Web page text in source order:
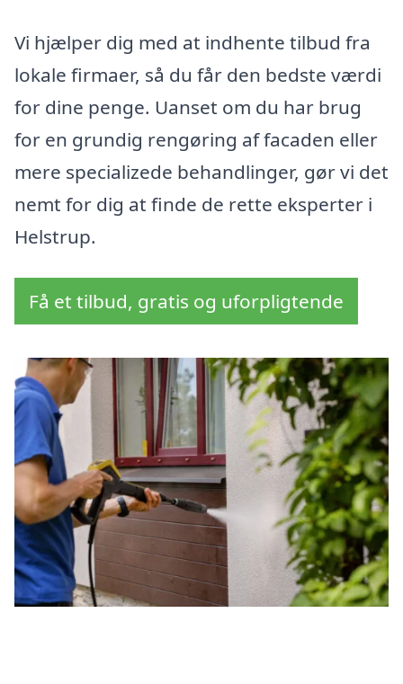
Vi hjælper dig med at indhente tilbud fra
lokale firmaer, så du får den bedste værdi
for dine penge. Uanset om du har brug
for en grundig rengøring af facaden eller
mere specializede behandlinger, gør vi det
nemt for dig at finde de rette eksperter i
Helstrup.
Få et tilbud, gratis og uforpligtende